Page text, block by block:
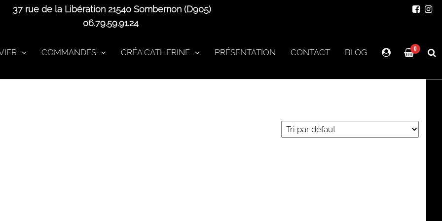
37 rue de la Libération 21540 Sombernon (D905)
06.79.59.91.24
0
COMMANDES CRÉA CATHERINE PRÉSENTATION CONTACT BLOG